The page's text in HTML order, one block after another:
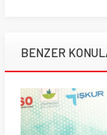
BENZER